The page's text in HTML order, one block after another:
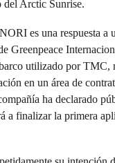
del Arctic Sunrise.
es una respuesta a
Greenpeace
utilizado por TMC,
en un área de
ha declarado
a finalizar la primera